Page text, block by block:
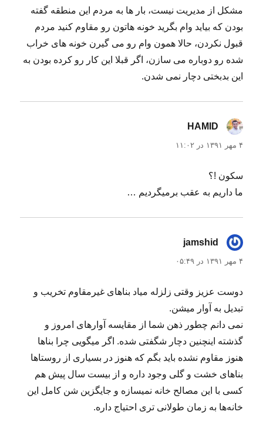
مشکل از مدیریت نیست، بار ها به مردم این منطقه گفته
بودن که بیاید وام بگرید خونه هاتون رو مقاوم کنید مردم
قبول نکردن، حالا همون وام رو می گیرن خونه های خراب
شده رو دوباره می سازن، اگر قبلا این کار رو کرده بودن به
این بدبختی دچار نمی شدن.
HAMID
۴ مهر ۱۳۹۱ در ۱۱:۰۲
سکون !؟
ما داریم به عقب برمیگردیم …
jamshid
۴ مهر ۱۳۹۱ در ۰۵:۴۹
دوست عزیز وقتی زلزله میاد بناهای غیرمقاوم تخریب و
تبدیل به آوار میشن.
نمی دانم چطور ذهن شما از مقایسه آوارهای امروز و
گذشته اینچنین دچار شگفتی شده. اگر میگویی چرا بناها
هنوز مقاوم نشده باید بگم که هنوز در بسیاری از روستاها
بناهای خشت و گلی وجود داره و از بیست سال پیش هم
کسی با این مصالح خانه نمیسازه و جایگزین شن کامل این
خانه‌ها به زمان طولانی تری احتیاج داره.